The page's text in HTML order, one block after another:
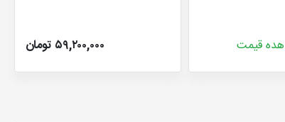
قیمت ۵۹,۲۰۰,۰۰۰ تومان